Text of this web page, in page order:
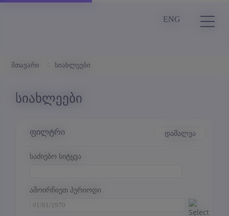
ENG
მთავარი სიახლეები
სიახლეები
ფილტრი დამალვა
საძიებო სიტყვა
ამოირჩიეთ პერიოდი